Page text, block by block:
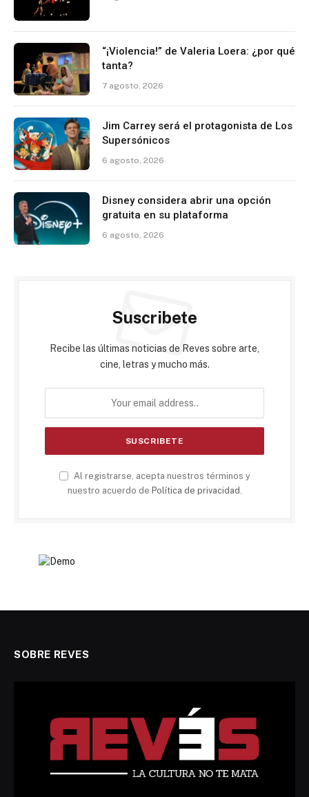
“¡Violencia!” de Valeria Loera: ¿por qué
tanta?
7 agosto, 2026
Jim Carrey será el protagonista de Los
Supersónicos
6 agosto, 2026
Disney considera abrir una opción
gratuita en su plataforma
6 agosto, 2026
Suscribete
Recibe las últimas noticias de Reves sobre arte,
cine, letras y mucho más.
Al registrarse, acepta nuestros términos y
nuestro acuerdo de Política de privacidad .
SOBRE REVES